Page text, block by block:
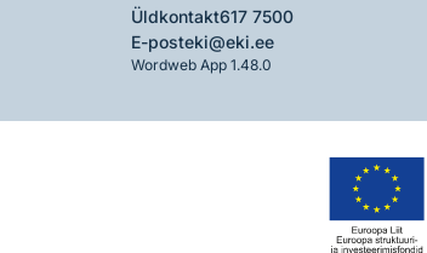
Üldkontakt617 7500
E-posteki@eki.ee
Wordweb App 1.48.0